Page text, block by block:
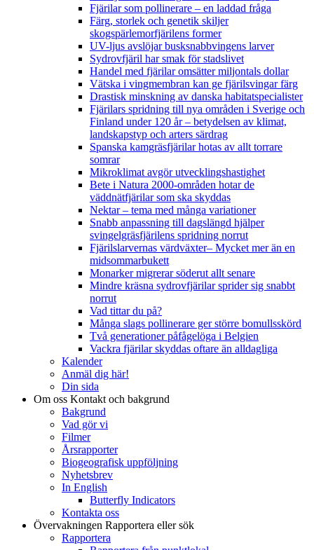
Fjärilar som pollinerare – en laddad fråga
Färg, storlek och genetik skiljer
skogspärlemorfjärilens former
UV-ljus avslöjar busksnabbvingens larver
Sydrovfjäril har smak för stadslivet
Handel med fjärilar omsätter miljontals dollar
Vätska i vingmembran kan ge fjärilsvingar färg
Drastisk minskning av danska habitatspecialister
Fjärilars spridning till nya områden i Sverige och
Finland under 120 år– betydelsen av klimat,
landskapstyp och arters särdrag
Spanska kamgräsfjärilar hotas av allt torrare
somrar
Mikroklimat avgör utvecklingshastighet
Bete i Natura 2000-områden hotar de
väddnätfjärilar som ska skyddas
Nektar – tema med många variationer
Snabb anpassning till dagslängd hjälper
svingelgräsfjärilens spridning norrut
Fjärilslarvernas värdväxter– Mycket mer än en
midsommarbukett
Monarker migrerar söderut allt senare
Mindre kräsna sydrovfjärilar sprider sig snabbt
norrut
Vad tittar du på?
Många slags pollinerare ger större bomullsskörd
Två generationer påfågelöga i Belgien
Vackra fjärilar skyddas oftare än alldagliga
Kalender
Anmäl dig här!
Din sida
Om oss Kontakt och bakgrund
Bakgrund
Vad gör vi
Filmer
Årsrapporter
Biogeografisk uppföljning
Nyhetsbrev
In English
Butterfly Indicators
Kontakta oss
Övervakningen Rapportera eller sök
Rapportera